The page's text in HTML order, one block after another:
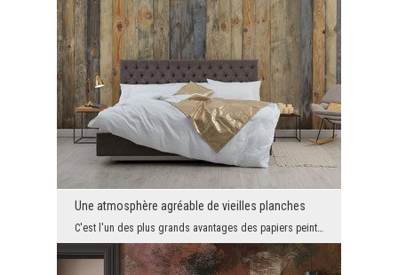
Une atmosphère agréable de vieilles planches
C'est l'un des plus grands avantages des papiers peints modernes. Grâce à eux, vous pouvez avoir,...